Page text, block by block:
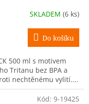
SKLADEM (6 ks)
Do košíku
500 ml s motivem
Tritanu bez BPA a
nechtěnému vylití....
Kód: 9-19425